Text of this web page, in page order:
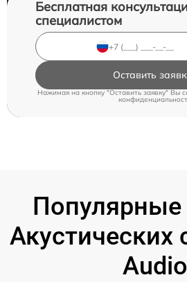
Бесплатная
специалистом
Оставить
Нажимая на кнопку "Оставить заявку" Вы
Акустических
Audio